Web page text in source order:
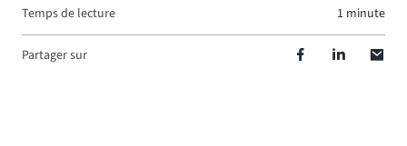
Temps de lecture 1 minute
Partager sur